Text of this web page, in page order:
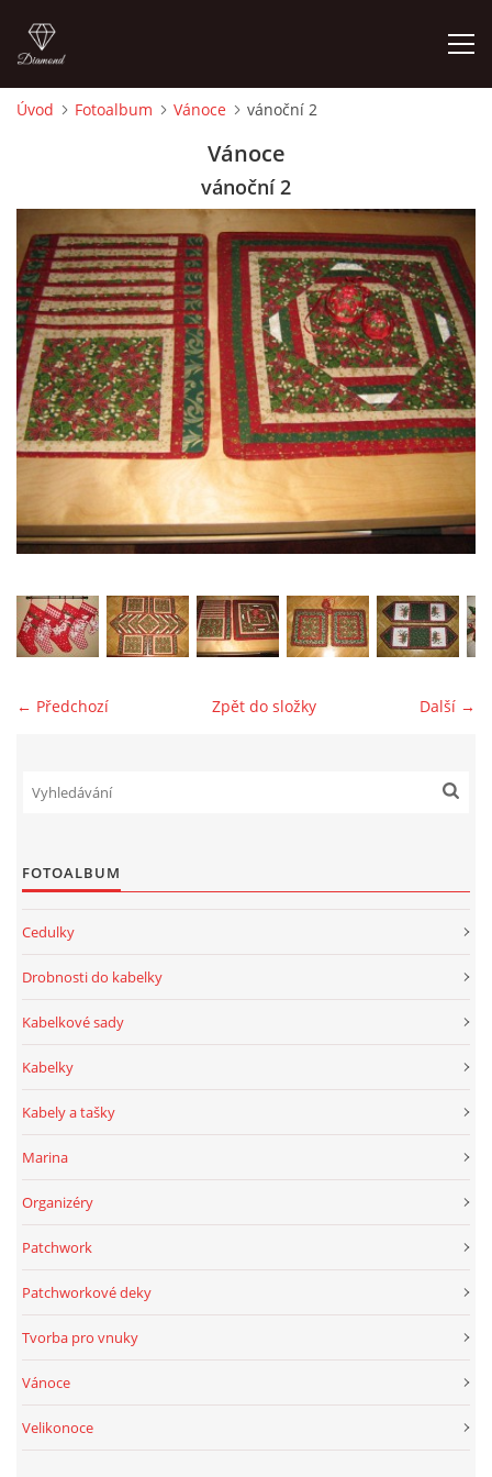
CEDULKY
MOJE POSLEDNÍ PRÁCE
jk-laguna@seznam.cz
© 2025 eStránky.cz
Úvod Fotoalbum Vánoce vánoční 2
Vánoce
vánoční 2
← Předchozí Další →
Zpět do složky
FOTOALBUM
Cedulky
Drobnosti do kabelky
Kabelkové sady
Kabelky
Kabely a tašky
Marina
Organizéry
Patchwork
Patchworkové deky
Tvorba pro vnuky
Vánoce
Velikonoce